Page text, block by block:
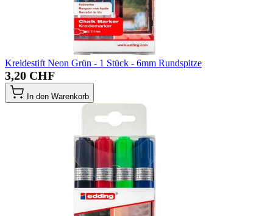
Kreidestift Neon Grün - 1 Stück - 6mm Rundspitze
3,20 CHF
In den Warenkorb